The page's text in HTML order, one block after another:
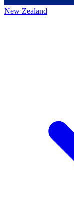
New Zealand